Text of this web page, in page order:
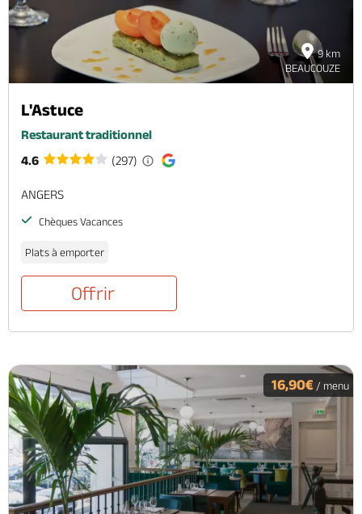
9 km
BEAUCOUZE
L'Astuce
Restaurant traditionnel
4.6
(297)
ANGERS
Chèques Vacances
Plats à emporter
Offrir
16,90€ / menu